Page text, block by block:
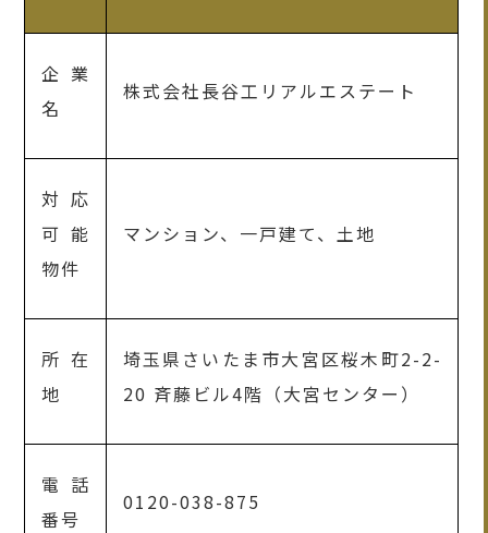
企業
名
株式会社長谷工リアルエステート
対応
可能
物件
マンション、一戸建て、土地
所在
地
埼玉県さいたま市大宮区桜木町2-2-
20 斉藤ビル4階（大宮センター）
電話
番号
0120-038-875